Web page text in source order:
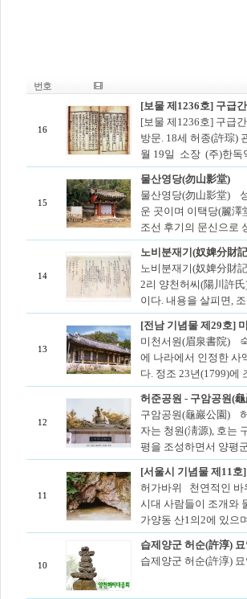
번호
16
[보물 제1236호] 구급
[보물 제1236호] 구급
방문. 18세 허종(許琮)
월 19일 소장 (주)한독
15
물산영당(勿山影堂)
물산영당(勿山影堂)
운 곳이며 이택당(麗澤
조선 후기의 문신으로
14
노비분재기(奴婢分財
노비분재기(奴婢分財
2리 양천허씨(陽川許
이다. 내용을 살피면,
13
[전남 기념물 제29호]
미천서원(眉泉書院)
에 나라에서 인정한 사
다. 정조 23년(1799)에
12
허준공원 - 구암공원(
구암공원(龜巖公園)
자는 청원(淸源), 호는
평을 조성하면서 양평
11
[서울시 기념물 제11
허가바위 천연적인 바
시대 사람들이 조개와
가양동 산1의2에 있으
10
습제양군 허순(許淳) 묘
습제양군 허순(許淳)